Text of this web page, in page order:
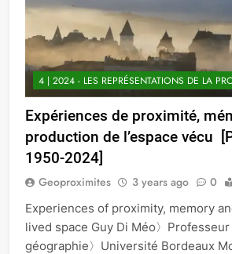
4 | 2024 - LES REPRÉSENTATIONS DE LA
Expériences de proximité,
production de l’espace vécu
1950-2024]
Geoproximites 3 years ago 0
Experiences of proximity, memory
lived space Guy Di Méo〉
géographie〉Université Bordeaux